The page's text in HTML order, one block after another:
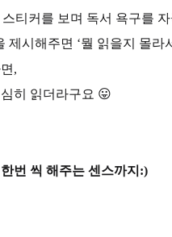
티커를 보며 독서 욕구를
제시해주면 ‘뭘 읽을지 몰
,
히 읽더라구요 😛
번 씩 해주는 센스까지:)